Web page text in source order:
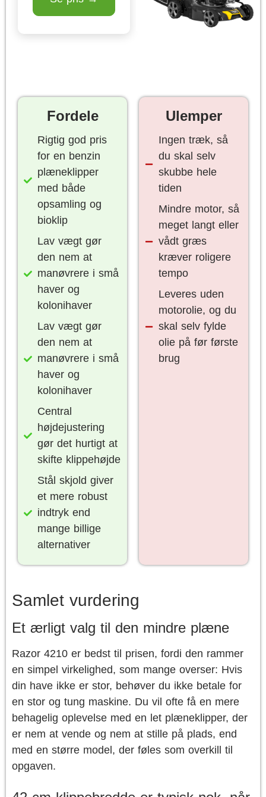
Fordele
Rigtig god pris
for en benzin
plæneklipper
med både
opsamling og
bioklip
Lav vægt gør
den nem at
manøvrere i små
haver og
kolonihaver
Lav vægt gør
den nem at
manøvrere i små
haver og
kolonihaver
Central
højdejustering
gør det hurtigt at
skifte klippehøjde
Stål skjold giver
et mere robust
indtryk end
mange billige
alternativer
Ulemper
Ingen træk, så
du skal selv
skubbe hele
tiden
Mindre motor, så
meget langt eller
vådt græs
kræver roligere
tempo
Leveres uden
motorolie, og du
skal selv fylde
olie på før første
brug
Samlet vurdering
Et ærligt valg til den mindre plæne
Razor 4210 er bedst til prisen, fordi den rammer
en simpel virkelighed, som mange overser: Hvis
din have ikke er stor, behøver du ikke betale for
en stor og tung maskine. Du vil ofte få en mere
behagelig oplevelse med en let plæneklipper, der
er nem at vende og nem at stille på plads, end
med en større model, der føles som overkill til
opgaven.